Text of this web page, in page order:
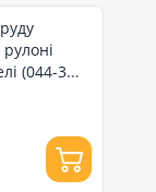
(044-3